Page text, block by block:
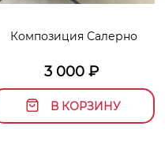
Композиция Салерно
3 000 ₽
В КОРЗИНУ